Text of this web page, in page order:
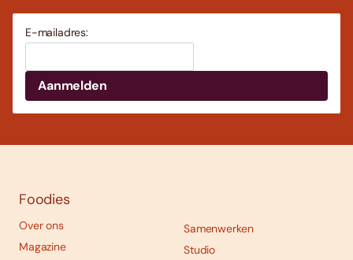
E-mailadres:
Foodies
Over ons
Magazine
Samenwerken
Studio